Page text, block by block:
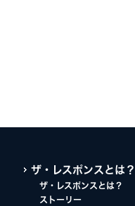
ザ・レスポンスとは？
ザ・レスポンスとは？
ストーリー